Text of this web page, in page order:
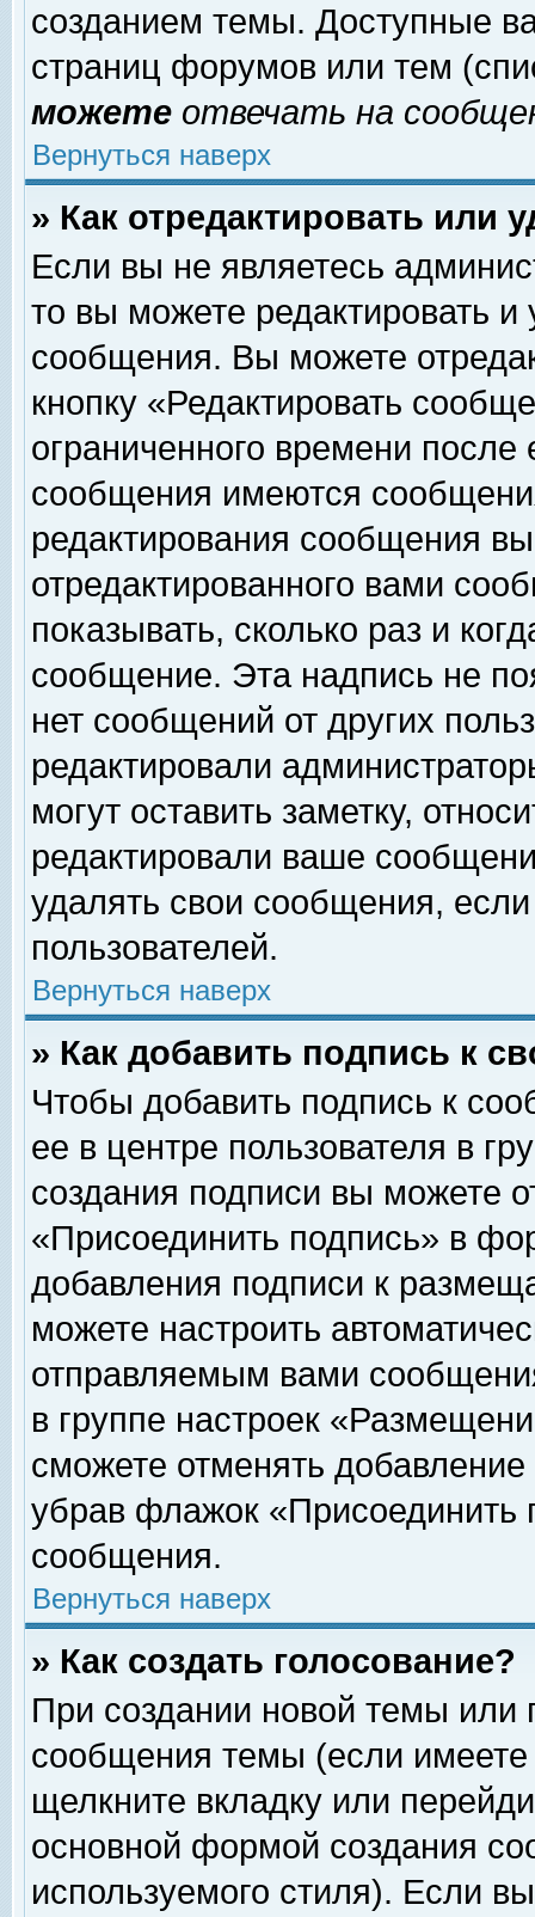
созданием темы. Доступные
страниц форумов или тем
можете отвечать на
Вернуться наверх
» Как отредактировать или
Если вы не являетесь
то вы можете редактировать и
сообщения. Вы можете
кнопку «Редактировать
ограниченного времени
сообщения имеются
редактирования сообщения
отредактированного вами
показывать, сколько раз и
сообщение. Эта надпись не
нет сообщений от других
редактировали
могут оставить заметку,
редактировали ваше
удалять свои сообщения,
пользователей.
Вернуться наверх
» Как добавить подпись к
Чтобы добавить подпись к
ее в центре пользователя в
создания подписи вы можете
«Присоединить подпись» в
добавления подписи к
можете настроить
отправляемым вами
в группе настроек
сможете отменять
убрав флажок «Присоединить
сообщения.
Вернуться наверх
» Как создать голосование?
При создании новой темы или
сообщения темы (если
щелкните вкладку или
основной формой создания
используемого стиля). Если